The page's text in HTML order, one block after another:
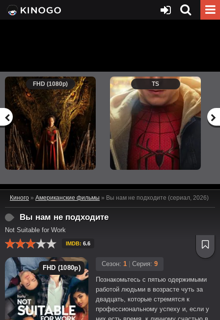
FHD (1080p) TS
Киного » Американские фильмы » Вы нам не подходите (сериал, 2026)
Вы нам не подходите
Not Suitable for Work
IMDB: 6.6
FHD (1080p)
Сезон: 1 Серия: 9
Познакомьтесь с пятью одержимыми
работой людьми в возрасте чуть за
двадцать, которые стремятся к
профессиональному успеху и, если у